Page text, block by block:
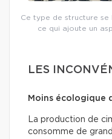
Ce type de structure
ce qui ajoute un
LES
Moins écologique
La production de
consomme de